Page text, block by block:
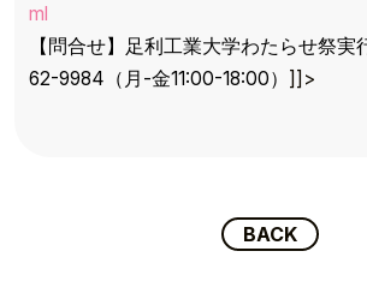
TOP
TOPICS
SCHEDULE
ml
【問合せ】足利工業大学わたらせ祭
62-9984（月-金11:00-18:00） ]]>
BACK